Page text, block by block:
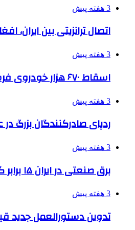
3 هفته پیش
اتصال ترانزیتی بین ایران،
3 هفته پیش
اسقاط ۶۷۰ هزار خودروی فرسوده طی ۳ سال
3 هفته پیش
ردپای صادرکنندگان بزرگ
3 هفته پیش
برق صنعتی در ایران ۱۵ برابر گران‌تر از خانگی است
3 هفته پیش
تدوین دستورالعمل جدید